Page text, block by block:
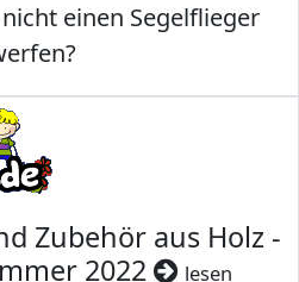
einen Segelflieger
Zubehör aus Holz -
2022
lesen